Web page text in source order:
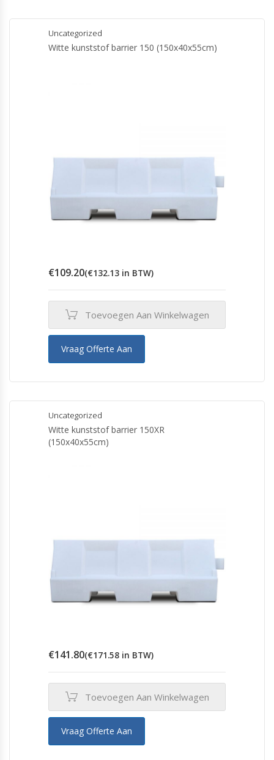
Uncategorized
Witte kunststof barrier 150 (150x40x55cm)
€109.20(€132.13 in BTW)
Toevoegen Aan Winkelwagen
Vraag Offerte Aan
Uncategorized
Witte kunststof barrier 150XR
(150x40x55cm)
€141.80(€171.58 in BTW)
Toevoegen Aan Winkelwagen
Vraag Offerte Aan